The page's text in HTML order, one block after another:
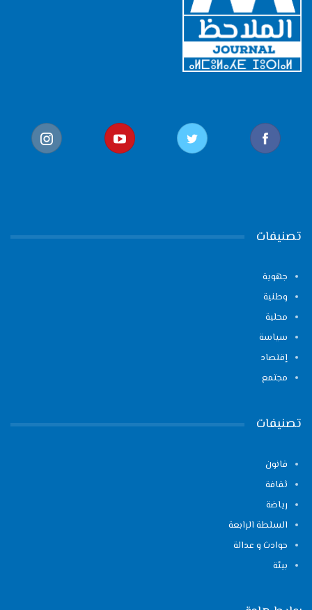
تصنيفات
جهوية
وطنية
محلية
سياسة
إقتصاد
مجتمع
تصنيفات
قانون
ثقافة
رياضة
السلطة الرابعة
حوادث و عدالة
بيئة